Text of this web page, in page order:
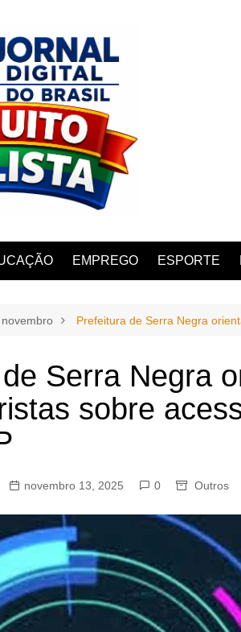
AMPARO
BARRETOS
CAMPINAS
JUNDIAÍ
MOGI GUAÇU
MOGI MIRIM
PAULÍNIA
PEDREIRA
EMPREGO ESPORTE
novembro Prefeitura de Serra Negra
Serra Negra
sobre
novembro 13, 2025 0 Outros